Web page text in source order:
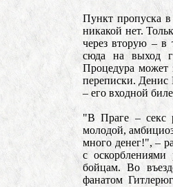
Пункт пропуска
никакой нет.
через вторую – в
сюда на выход
Процедура может
переписки. Денис
– его входной
"В Праге – секс
молодой,
много денег!", –
с
бойцам. Во
фанатом